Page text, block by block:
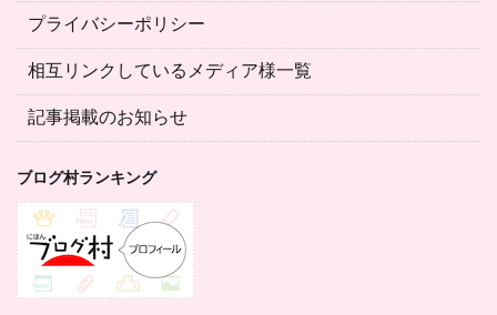
プライバシーポリシー
相互リンクしているメディア様一覧
記事掲載のお知らせ
ブログ村ランキング